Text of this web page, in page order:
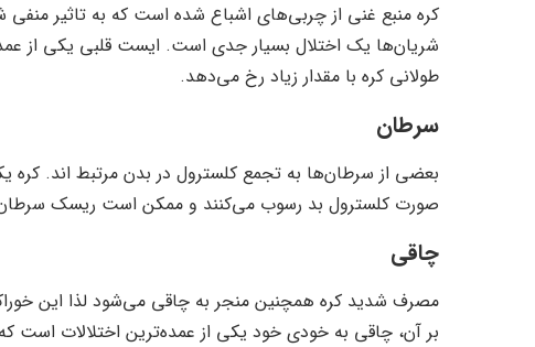
کره منبع غنی از چربی‌های اشباع شده است که به تاثیر
شریان‌ها یک اختلال بسیار جدی است. ایست قلبی یکی از
طولانی کره با مقدار زیاد رخ می‌دهد.
سرطان
بعضی از سرطان‌ها به تجمع کلسترول در بدن مرتبط اند. کره
صورت کلسترول بد رسوب می‌کنند و ممکن است ریسک سرطان
چاقی
مصرف شدید کره همچنین منجر به چاقی می‌شود لذا این
بر آن، چاقی به خودی خود یکی از عمده‌ترین اختلالات